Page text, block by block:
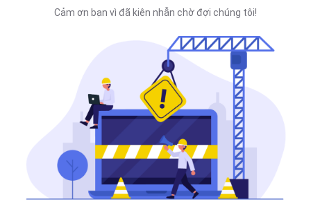
Cảm ơn bạn vì đã kiên nhẫn chờ đợi chúng tôi!